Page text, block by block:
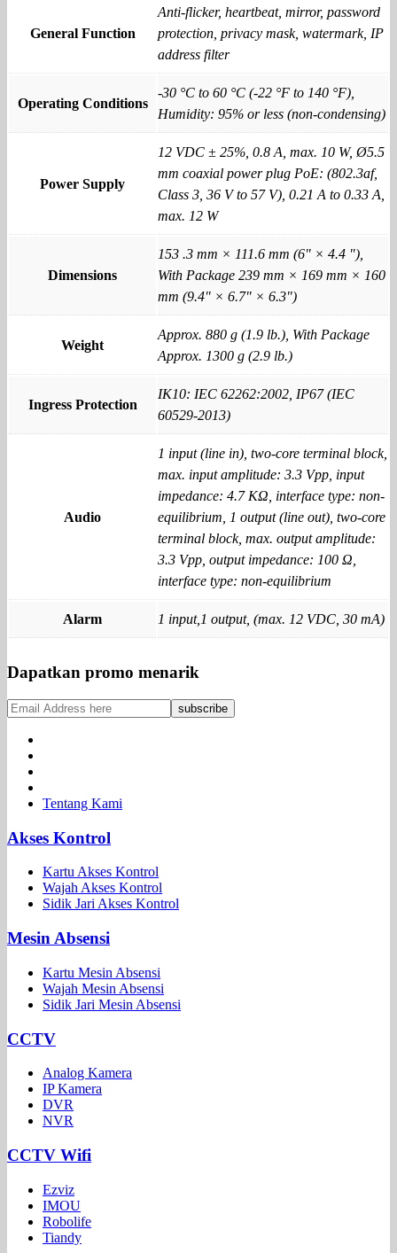
General Function
Anti-flicker, heartbeat, mirror, password
protection, privacy mask, watermark, IP
address filter
Operating Conditions
-30 °C to 60 °C (-22 °F to 140 °F),
Humidity: 95% or less (non-condensing)
Power Supply
12 VDC ± 25%, 0.8 A, max. 10 W, Ø5.5
mm coaxial power plug PoE: (802.3af,
Class 3, 36 V to 57 V), 0.21 A to 0.33 A,
max. 12 W
Dimensions
153 .3 mm × 111.6 mm (6" × 4.4 "),
With Package 239 mm × 169 mm × 160
mm (9.4" × 6.7" × 6.3")
Weight
Approx. 880 g (1.9 lb.), With Package
Approx. 1300 g (2.9 lb.)
Ingress Protection
IK10: IEC 62262:2002, IP67 (IEC
60529-2013)
Audio
1 input (line in), two-core terminal block,
max. input amplitude: 3.3 Vpp, input
impedance: 4.7 KΩ, interface type: non-
equilibrium, 1 output (line out), two-core
terminal block, max. output amplitude:
3.3 Vpp, output impedance: 100 Ω,
interface type: non-equilibrium
Alarm 1 input,1 output, (max. 12 VDC, 30 mA)
Dapatkan promo menarik
Tentang Kami
Akses Kontrol
Kartu Akses Kontrol
Wajah Akses Kontrol
Sidik Jari Akses Kontrol
Mesin Absensi
Kartu Mesin Absensi
Wajah Mesin Absensi
Sidik Jari Mesin Absensi
CCTV
Analog Kamera
IP Kamera
DVR
NVR
CCTV Wifi
Ezviz
IMOU
Robolife
Tiandy